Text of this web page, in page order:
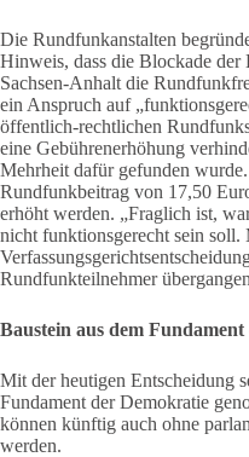
Die Rundfunkanstalten
Hinweis, dass die Blockade der
Sachsen-Anhalt die
ein Anspruch auf
öffentlich-rechtlichen
eine Gebührenerhöhung
Mehrheit dafür gefunden
Rundfunkbeitrag von 17,50
erhöht werden. „Fraglich ist,
nicht funktionsgerecht sein soll.
Rundfunkteilnehmer
Baustein aus dem
Mit der heutigen Entscheidung
Fundament der Demokratie
können künftig auch ohne
werden.